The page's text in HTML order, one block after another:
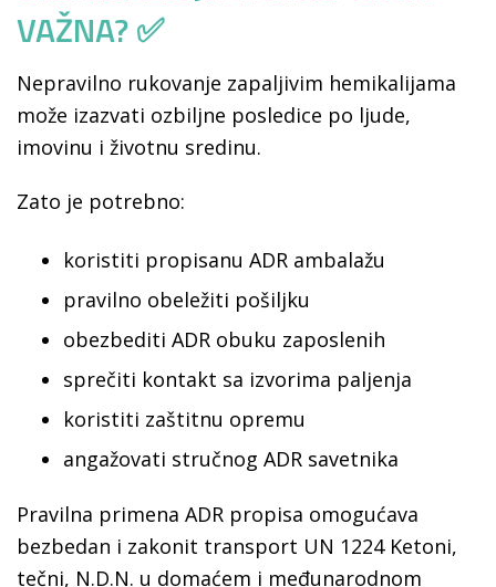
VAŽNA? ✅
Nepravilno rukovanje zapaljivim hemikalijama
može izazvati ozbiljne posledice po ljude,
imovinu i životnu sredinu.
Zato je potrebno:
koristiti propisanu ADR ambalažu
pravilno obeležiti pošiljku
obezbediti ADR obuku zaposlenih
sprečiti kontakt sa izvorima paljenja
koristiti zaštitnu opremu
angažovati stručnog ADR savetnika
Pravilna primena ADR propisa omogućava
bezbedan i zakonit transport UN 1224 Ketoni,
tečni, N.D.N. u domaćem i međunarodnom